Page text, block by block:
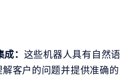
： 这些机器人具有自然语
客户的问题并提供准确的